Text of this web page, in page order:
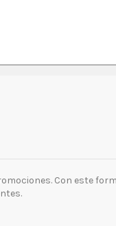
Con este